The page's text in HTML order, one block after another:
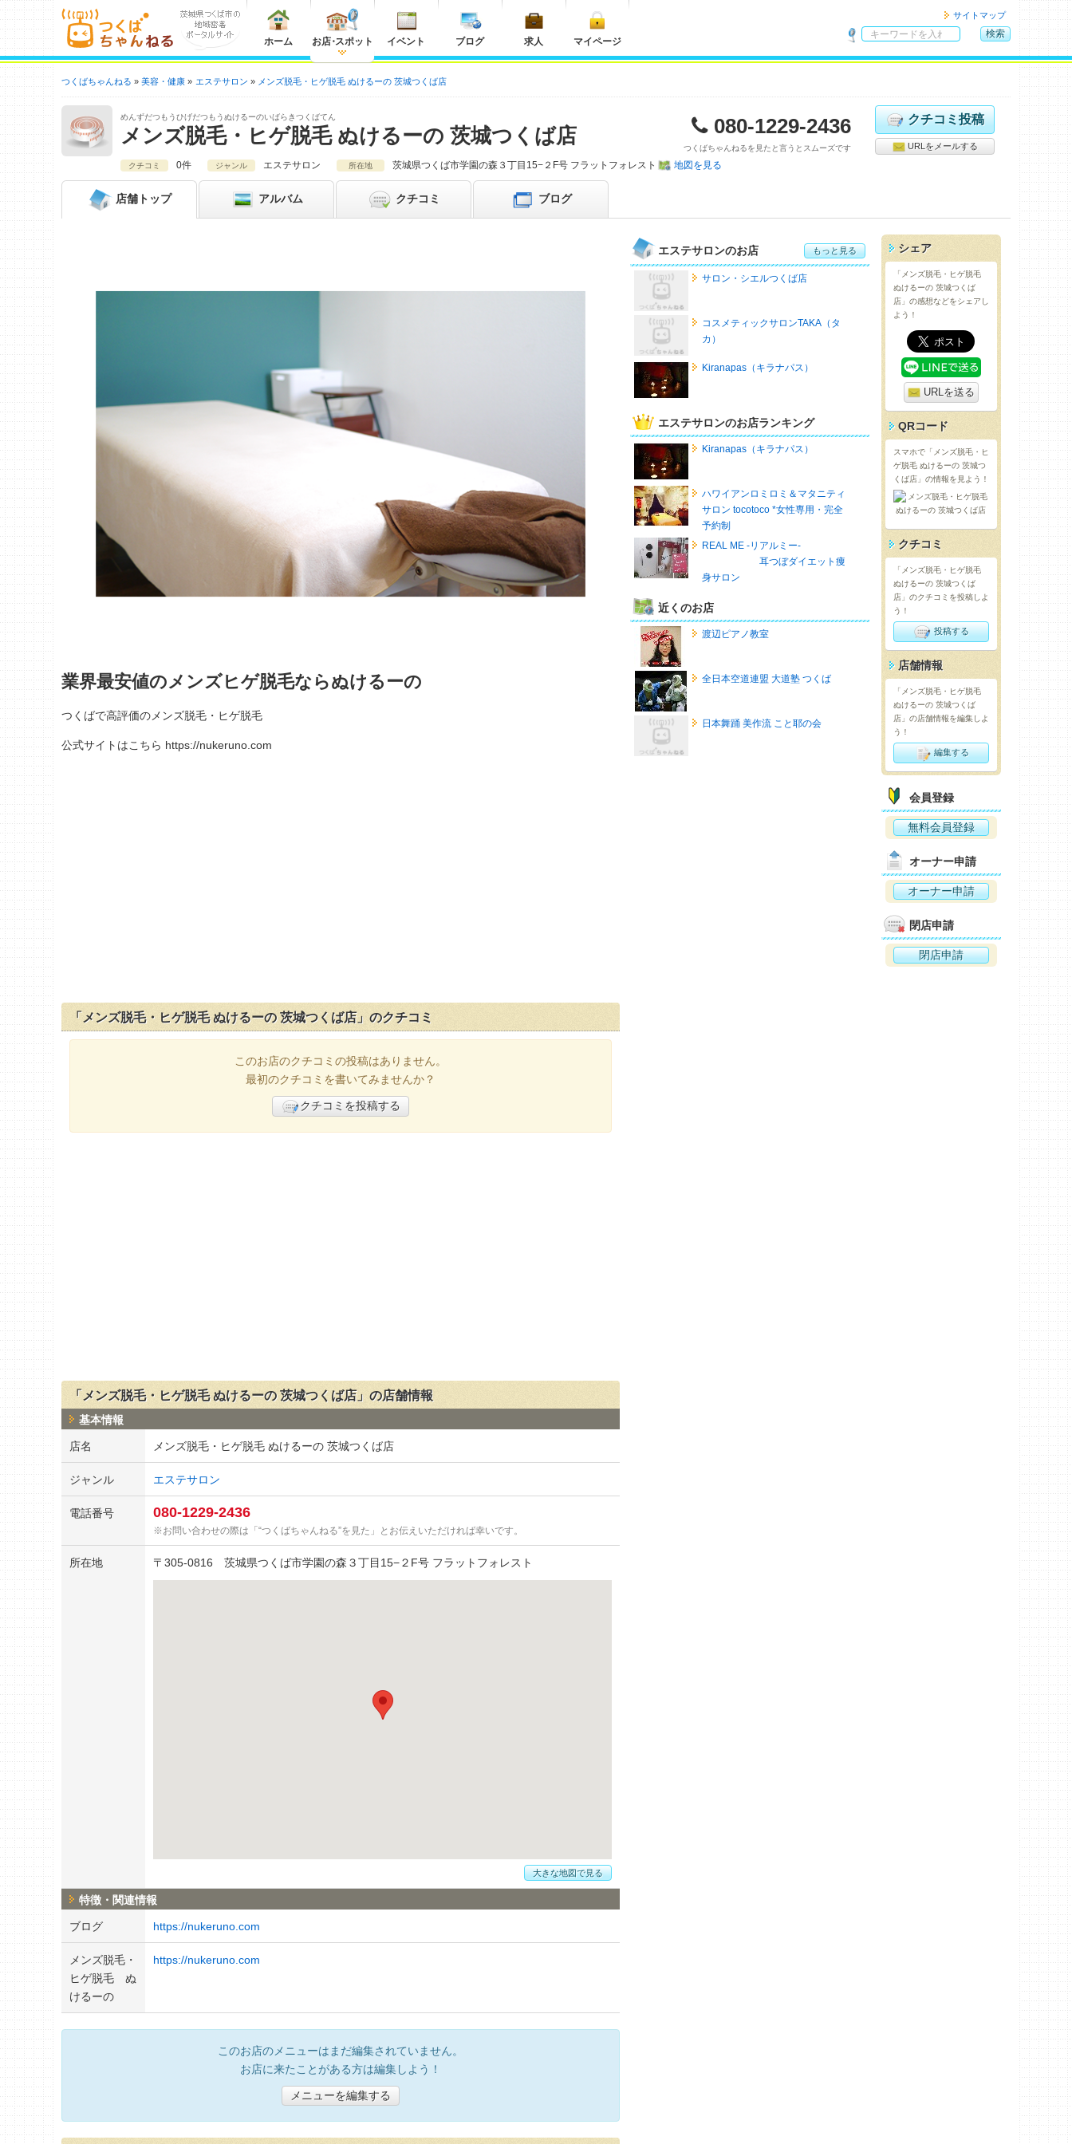
ホーム お店・スポット イベント ブログ 求人 マイページ
サイトマップ
内
索
検索
つくばちゃんねる 美容・健康 エステサロン メンズ脱毛・ヒゲ脱毛 ぬけるーの 茨城つくば店
めんずだつもうひげだつもうぬけるーのいばらきつくばてん
メンズ脱毛・ヒゲ脱毛 ぬけるーの 茨城つくば店 080-1229-2436
つくばちゃんねるを見たと言うとスムーズです
クチコミ投稿
URLをメールする
クチコミ 0件 ジャンル エステサロン 所在地 茨城県つくば市学園の森３丁目15−２F号 フラットフォレスト 地図を見る
店舗 トップ アルバム クチコミ ブログ
業界最安値のメンズヒゲ脱毛ならぬけるーの
つくばで高評価のメンズ脱毛・ヒゲ脱毛
公式サイトはこちら https://nukeruno.com
「メンズ脱毛・ヒゲ脱毛 ぬけるーの 茨城つくば店」のクチコミ
このお店のクチコミの投稿はありません。
最初のクチコミを書いてみませんか？
クチコミを投稿する
「メンズ脱毛・ヒゲ脱毛 ぬけるーの 茨城つくば店」の店舗情報
基本情報
店名 メンズ脱毛・ヒゲ脱毛 ぬけるーの 茨城つくば店
ジャンル エステサロン
電話番号 080-1229-2436
お問い合わせの際は「“つくばちゃんねる”を見た」とお伝えいただければ幸いです。
所在地 〒 305-0816 茨城県つくば市学園の森３丁目15−２F号 フラットフォレスト
大きな地図で見る
特徴・関連情報
ブログ https://nukeruno.com
メンズ脱毛・
ヒゲ脱毛 ぬ
けるーの
https://nukeruno.com
このお店のメニューはまだ編集されていません。
お店に来たことがある方は編集しよう！
メニューを編集する
エステサロンのお店 もっと見る
サロン・シエルつくば店
コスメティックサロンTAKA（タ
カ）
Kiranapas（キラナパス）
エステサロンのお店ランキング
Kiranapas（キラナパス）
ハワイアンロミロミ＆マタニティ
サロン tocotoco *女性専用・完全
予約制
REAL ME -リアルミー-
耳つぼダイエット痩
身サロン
近くのお店
渡辺ピアノ教室
全日本空道連盟 大道塾 つくば
日本舞踊 美作流 こと耶の会
シェア
「メンズ脱毛・ヒゲ脱毛
ぬけるーの 茨城つくば
店」の感想などをシェアし
よう！
URLを送る
QRコード
スマホで「メンズ脱毛・ヒ
ゲ脱毛 ぬけるーの 茨城つ
くば店」の情報を見よう！
クチコミ
「メンズ脱毛・ヒゲ脱毛
ぬけるーの 茨城つくば
店」のクチコミを投稿しよ
う！
投稿する
店舗情報
「メンズ脱毛・ヒゲ脱毛
ぬけるーの 茨城つくば
店」の店舗情報を編集しよ
う！
編集する
会員登録
無料会員登録
オーナー申請
オーナー申請
閉店申請
閉店申請